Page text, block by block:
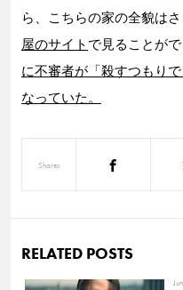
ら、こちらの家の全貌は
屋のサイト で見ることがで
に不審者が「殺すつもり
なっていた。
Shares
RELATED POSTS